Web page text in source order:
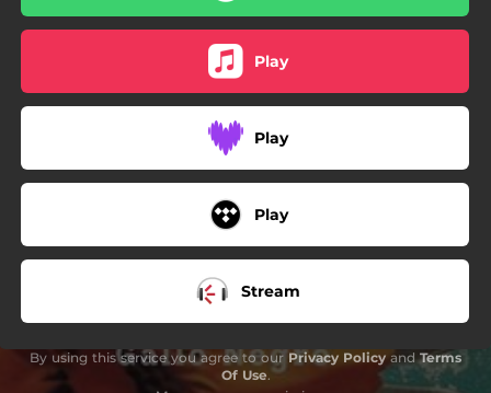
Play
Play
Play
Stream
By using this service you agree to our Privacy PolicyandTerms
Of Use.